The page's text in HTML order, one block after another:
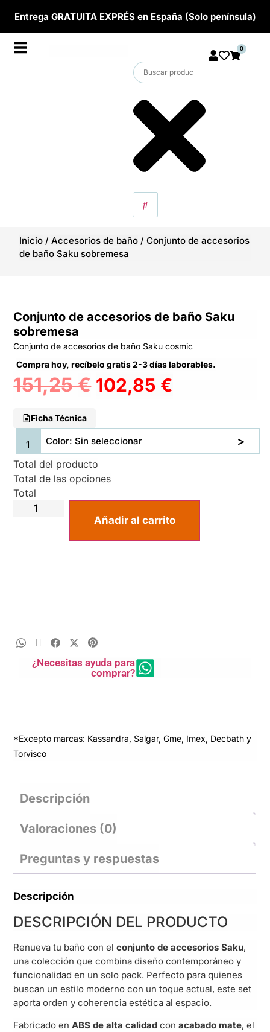
Entrega GRATUITA EXPRÉS en España (Solo península)
0
Inicio /Accesorios de baño /Conjunto de accesorios
de baño Saku sobremesa
Conjunto de accesorios de baño Saku
sobremesa
Conjunto de accesorios de baño Saku cosmic
Compra hoy, recíbelo gratis 2-3 días laborables.
151,25€ 102,85 €
Ficha Técnica
Color: Sin seleccionar
Total del producto
Total de las opciones
Total
Añadir al carrito
¿Necesitas ayuda para
comprar?
*Excepto marcas: Kassandra, Salgar, Gme, Imex, Decbath y
Torvisco
Descripción
Valoraciones (0)
Preguntas y respuestas
Descripción
DESCRIPCIÓN DEL PRODUCTO
Renueva tu baño con elconjunto de accesorios Saku,
una colección que combina diseño contemporáneo y
funcionalidad en un solo pack. Perfecto para quienes
buscan un estilo moderno con un toque actual, este set
aporta orden y coherencia estética al espacio.
Fabricado enABS de alta calidad conacabado mate, el